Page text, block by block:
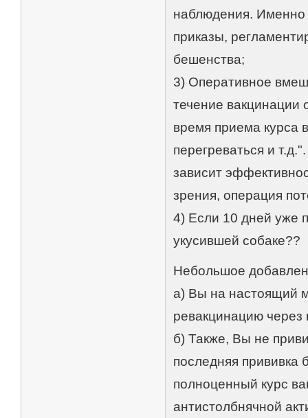
наблюдения.
приказы,
бешенства;
3) Оперативное
течение вакцинации
время приема курса
перегреваться и
зависит
зрения, операция
4) Если 10 дней уже
укусившей собаке??
Небольшое
а) Вы на настоящий
ревакцинацию через
б) Также, Вы не
последняя прививка
полноценный курс
антистолбнячной